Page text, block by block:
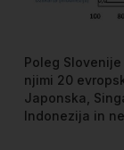
Poleg
njimi 20
Japonska,
Indonezija in